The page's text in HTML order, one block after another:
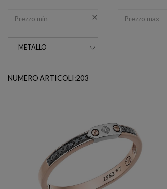
METALLO
NUMERO ARTICOLI:203